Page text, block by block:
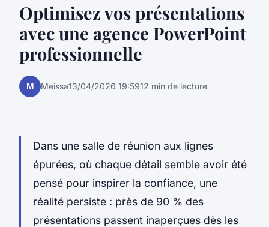
Optimisez vos présentations
avec une agence PowerPoint
professionnelle
M Meissa13/04/2026 19:5912 min de lecture
Dans une salle de réunion aux lignes
épurées, où chaque détail semble avoir été
pensé pour inspirer la confiance, une
réalité persiste : près de 90 % des
présentations passent inaperçues dès les